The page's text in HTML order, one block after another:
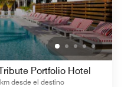
Portfolio Hotel
desde el destino